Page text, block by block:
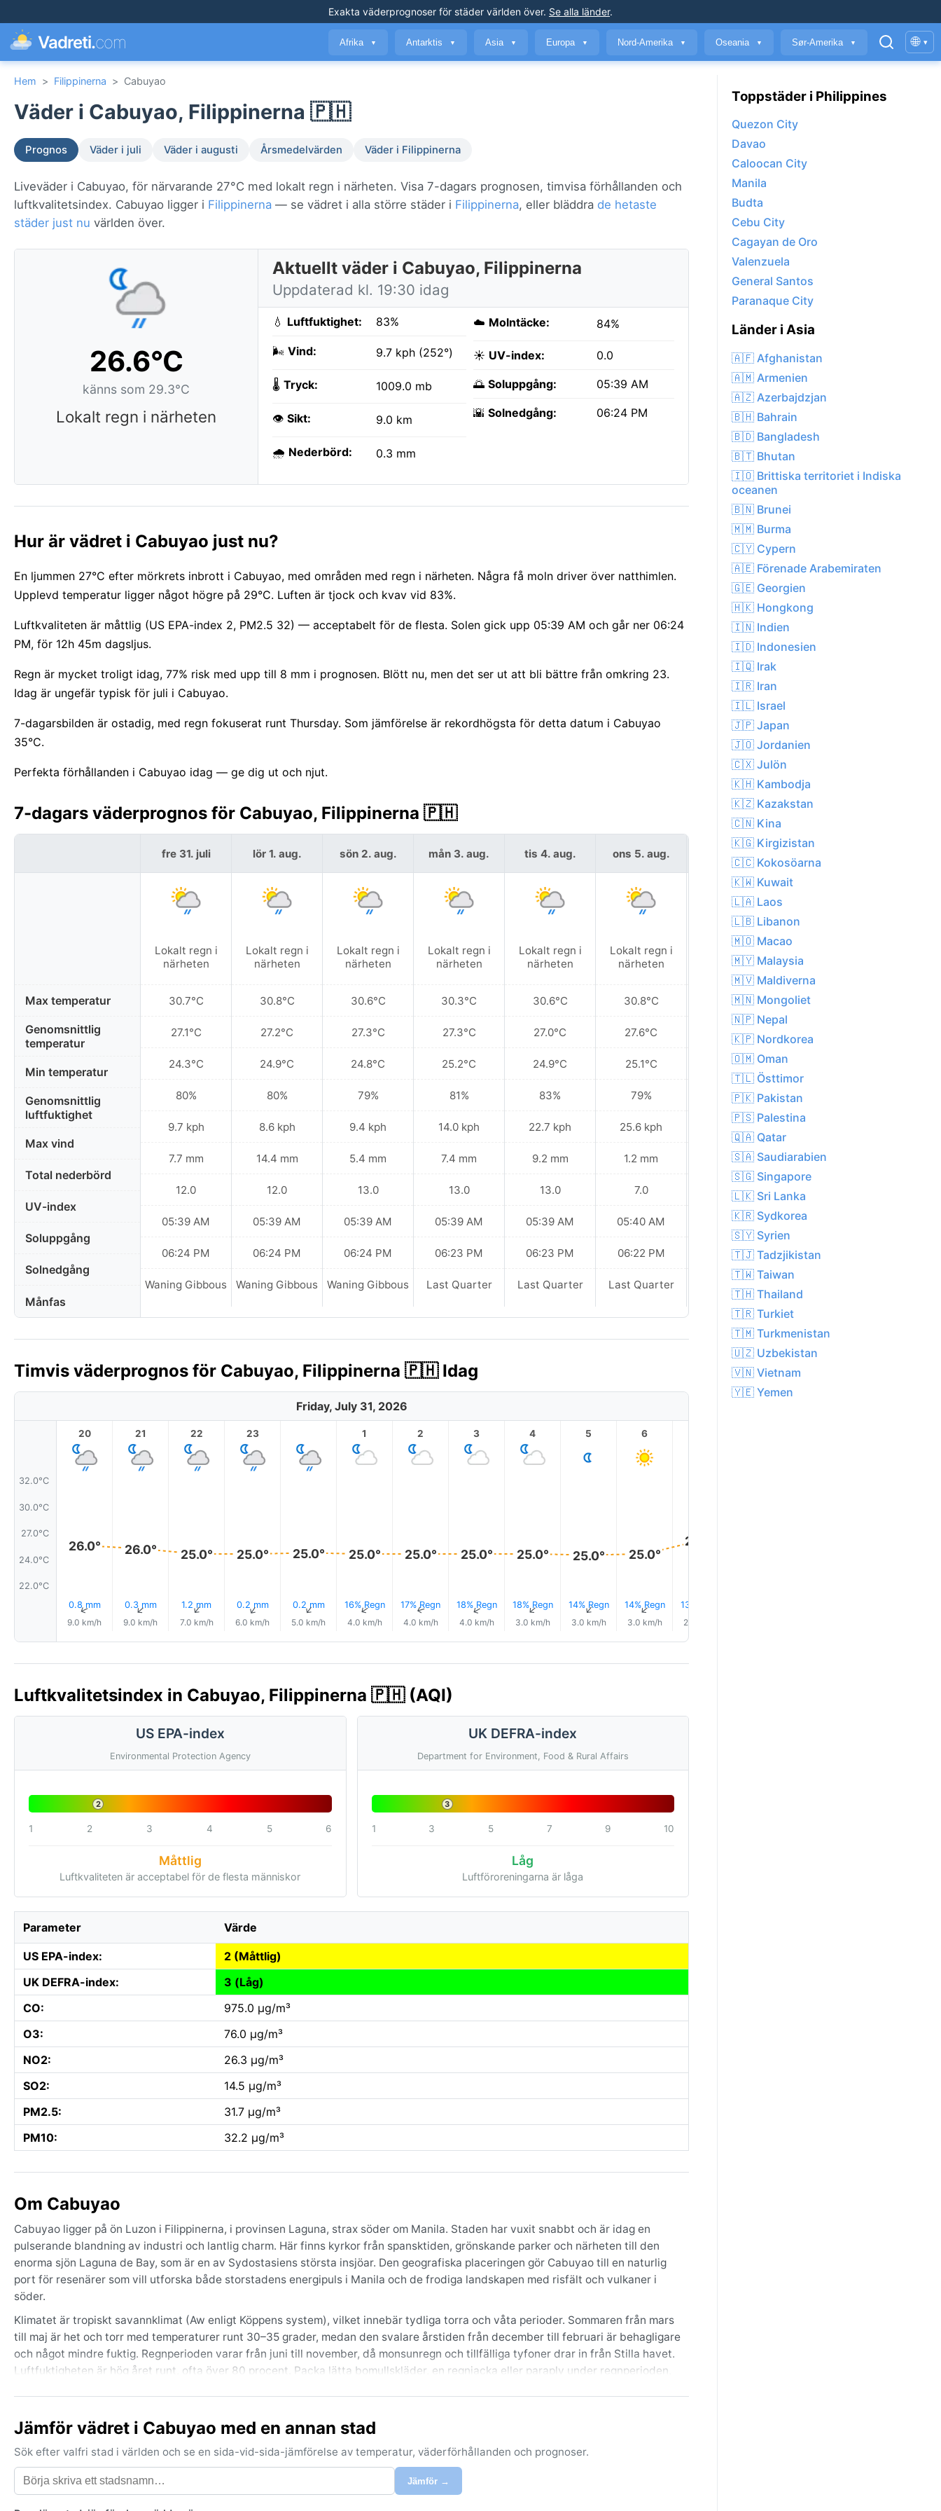
Exakta väderprognoser för städer världen över. Se alla länder.
Vadreti.com Afrika ▼ Antarktis ▼ Asia ▼ Europa ▼ Nord-Amerika ▼ Oseania ▼ Sør-Amerika ▼ 🌐 ▾
Hem > Filippinerna > Cabuyao
Väder i Cabuyao, Filippinerna 🇵🇭
Prognos Väder i juli Väder i augusti Årsmedelvärden Väder i Filippinerna
Liveväder i Cabuyao, för närvarande 27°C med lokalt regn i närheten. Visa 7-dagars prognosen, timvisa förhållanden och
luftkvalitetsindex. Cabuyao ligger i Filippinerna — se vädret i alla större städer i Filippinerna, eller bläddra de hetaste
städer just nu världen över.
26.6°C
känns som 29.3°C
Lokalt regn i närheten
Aktuellt väder i Cabuyao, Filippinerna
Uppdaterad kl. 19:30 idag
💧 Luftfuktighet: 83%
🌬️ Vind: 9.7 kph (252°)
🌡️ Tryck: 1009.0 mb
👁️ Sikt: 9.0 km
🌧️ Nederbörd: 0.3 mm
☁️ Molntäcke: 84%
☀️ UV-index: 0.0
🌅 Soluppgång: 05:39 AM
🌇 Solnedgång: 06:24 PM
Hur är vädret i Cabuyao just nu?
En ljummen 27°C efter mörkrets inbrott i Cabuyao, med områden med regn i närheten. Några få moln driver över natthimlen.
Upplevd temperatur ligger något högre på 29°C. Luften är tjock och kvav vid 83%.
Luftkvaliteten är måttlig (US EPA-index 2, PM2.5 32) — acceptabelt för de flesta. Solen gick upp 05:39 AM och går ner 06:24
PM, för 12h 45m dagsljus.
Regn är mycket troligt idag, 77% risk med upp till 8 mm i prognosen. Blött nu, men det ser ut att bli bättre från omkring 23.
Idag är ungefär typisk för juli i Cabuyao.
7-dagarsbilden är ostadig, med regn fokuserat runt Thursday. Som jämförelse är rekordhögsta för detta datum i Cabuyao
35°C.
Perfekta förhållanden i Cabuyao idag — ge dig ut och njut.
7-dagars väderprognos för Cabuyao, Filippinerna 🇵🇭
Max temperatur
Genomsnittlig
temperatur
Min temperatur
Genomsnittlig
luftfuktighet
Max vind
Total nederbörd
UV-index
Soluppgång
Solnedgång
Månfas
fre 31. juli
Lokalt regn i
närheten
30.7°C
27.1°C
24.3°C
80%
9.7 kph
7.7 mm
12.0
05:39 AM
06:24 PM
Waning Gibbous
lör 1. aug.
Lokalt regn i
närheten
30.8°C
27.2°C
24.9°C
80%
8.6 kph
14.4 mm
12.0
05:39 AM
06:24 PM
Waning Gibbous
sön 2. aug.
Lokalt regn i
närheten
30.6°C
27.3°C
24.8°C
79%
9.4 kph
5.4 mm
13.0
05:39 AM
06:24 PM
Waning Gibbous
mån 3. aug.
Lokalt regn i
närheten
30.3°C
27.3°C
25.2°C
81%
14.0 kph
7.4 mm
13.0
05:39 AM
06:23 PM
Last Quarter
tis 4. aug.
Lokalt regn i
närheten
30.6°C
27.0°C
24.9°C
83%
22.7 kph
9.2 mm
13.0
05:39 AM
06:23 PM
Last Quarter
ons 5. aug.
Lokalt regn i
närheten
30.8°C
27.6°C
25.1°C
79%
25.6 kph
1.2 mm
7.0
05:40 AM
06:22 PM
Last Quarter
Lätt regnskur
29.2°C
26.8°C
25.8°C
86%
26.3 kph
15.0 mm
6.0
05:40 AM
06:22 PM
Timvis väderprognos för Cabuyao, Filippinerna 🇵🇭 Idag
Friday, July 31, 2026
32.0°C
30.0°C
27.0°C
24.0°C
22.0°C
20
26.0°
0.8 mm
↑
9.0 km/h
21
26.0°
0.3 mm
↑
9.0 km/h
22
25.0°
1.2 mm
↑
7.0 km/h
23
25.0°
0.2 mm
↑
6.0 km/h
25.0°
0.2 mm
↑
5.0 km/h
1
25.0°
16% Regn
↑
4.0 km/h
2
25.0°
17% Regn
↑
4.0 km/h
3
25.0°
18% Regn
↑
4.0 km/h
4
25.0°
18% Regn
↑
3.0 km/h
5
25.0°
14% Regn
↑
3.0 km/h
6
25.0°
14% Regn
↑
3.0 km/h
26.0°
13% Regn
2.0 km/h
Luftkvalitetsindex in Cabuyao, Filippinerna 🇵🇭 (AQI)
US EPA-index
Environmental Protection Agency
2
1 2 3 4 5 6
Måttlig
Luftkvaliteten är acceptabel för de flesta människor
UK DEFRA-index
Department for Environment, Food & Rural Affairs
3
1 3 5 7 9 10
Låg
Luftföroreningarna är låga
Parameter Värde
US EPA-index:
2 (Måttlig)
UK DEFRA-index:
3 (Låg)
CO:
975.0 µg/m³
O3:
76.0 µg/m³
NO2:
26.3 µg/m³
SO2:
14.5 µg/m³
PM2.5:
31.7 µg/m³
PM10:
32.2 µg/m³
Om Cabuyao
Cabuyao ligger på ön Luzon i Filippinerna, i provinsen Laguna, strax söder om Manila. Staden har vuxit snabbt och är idag en
pulserande blandning av industri och lantlig charm. Här finns kyrkor från spansktiden, grönskande parker och närheten till den
enorma sjön Laguna de Bay, som är en av Sydostasiens största insjöar. Den geografiska placeringen gör Cabuyao till en naturlig
port för resenärer som vill utforska både storstadens energipuls i Manila och de frodiga landskapen med risfält och vulkaner i
söder.
Klimatet är tropiskt savannklimat (Aw enligt Köppens system), vilket innebär tydliga torra och våta perioder. Sommaren från mars
till maj är het och torr med temperaturer runt 30–35 grader, medan den svalare årstiden från december till februari är behagligare
och något mindre fuktig. Regnperioden varar från juni till november, då monsunregn och tillfälliga tyfoner drar in från Stilla havet.
Luftfuktigheten är hög året runt, ofta över 80 procent. Packa lätta bomullskläder, en regnjacka eller paraply under regnperioden,
minst och temperaturen inte är tryckande. Under regnperioden kan tyfoner föra med sig kraftiga vindar och skyfall som orsakar
översvämningar, särskilt i låglänta områden kring Laguna de Bay. Ett återkommande fenomen är den sydvästliga monsunen
(habagat) som ger ihållande regn från juli till september. Resenärer bör vara medvetna om väderprognoser och eventuella
varningar under dessa månader, även om varje dag inte är regnig.
Jämför vädret i Cabuyao med en annan stad
Sök efter valfri stad i världen och se en sida-vid-sida-jämförelse av temperatur, väderförhållanden och prognoser.
Jämför →
Toppstäder i Philippines
Quezon City
Davao
Caloocan City
Manila
Budta
Cebu City
Cagayan de Oro
Valenzuela
General Santos
Paranaque City
Länder i Asia
🇦🇫 Afghanistan
🇦🇲 Armenien
🇦🇿 Azerbajdzjan
🇧🇭 Bahrain
🇧🇩 Bangladesh
🇧🇹 Bhutan
🇮🇴 Brittiska territoriet i Indiska
oceanen
🇧🇳 Brunei
🇲🇲 Burma
🇨🇾 Cypern
🇦🇪 Förenade Arabemiraten
🇬🇪 Georgien
🇭🇰 Hongkong
🇮🇳 Indien
🇮🇩 Indonesien
🇮🇶 Irak
🇮🇷 Iran
🇮🇱 Israel
🇯🇵 Japan
🇯🇴 Jordanien
🇨🇽 Julön
🇰🇭 Kambodja
🇰🇿 Kazakstan
🇨🇳 Kina
🇰🇬 Kirgizistan
🇨🇨 Kokosöarna
🇰🇼 Kuwait
🇱🇦 Laos
🇱🇧 Libanon
🇲🇴 Macao
🇲🇾 Malaysia
🇲🇻 Maldiverna
🇲🇳 Mongoliet
🇳🇵 Nepal
🇰🇵 Nordkorea
🇴🇲 Oman
🇹🇱 Östtimor
🇵🇰 Pakistan
🇵🇸 Palestina
🇶🇦 Qatar
🇸🇦 Saudiarabien
🇸🇬 Singapore
🇱🇰 Sri Lanka
🇰🇷 Sydkorea
🇸🇾 Syrien
🇹🇯 Tadzjikistan
🇹🇼 Taiwan
🇹🇭 Thailand
🇹🇷 Turkiet
🇹🇲 Turkmenistan
🇺🇿 Uzbekistan
🇻🇳 Vietnam
🇾🇪 Yemen